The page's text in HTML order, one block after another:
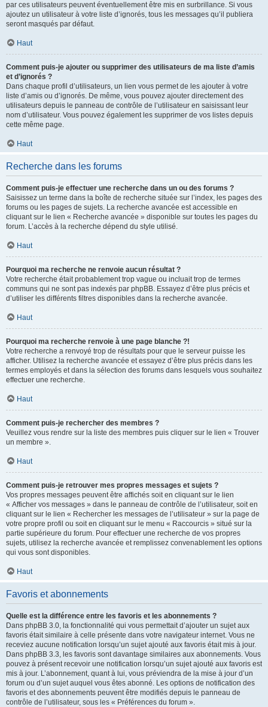
par ces utilisateurs peuvent éventuellement être mis en surbrillance. Si vous
ajoutez un utilisateur à votre liste d’ignorés, tous les messages qu’il publiera
seront masqués par défaut.
Haut
Comment puis-je ajouter ou supprimer des utilisateurs de ma liste d’amis
et d’ignorés ?
Dans chaque profil d’utilisateurs, un lien vous permet de les ajouter à votre
liste d’amis ou d’ignorés. De même, vous pouvez ajouter directement des
utilisateurs depuis le panneau de contrôle de l’utilisateur en saisissant leur
nom d’utilisateur. Vous pouvez également les supprimer de vos listes depuis
cette même page.
Haut
Recherche dans les forums
Comment puis-je effectuer une recherche dans un ou des forums ?
Saisissez un terme dans la boîte de recherche située sur l’index, les pages des
forums ou les pages de sujets. La recherche avancée est accessible en
cliquant sur le lien « Recherche avancée » disponible sur toutes les pages du
forum. L’accès à la recherche dépend du style utilisé.
Haut
Pourquoi ma recherche ne renvoie aucun résultat ?
Votre recherche était probablement trop vague ou incluait trop de termes
communs qui ne sont pas indexés par phpBB. Essayez d’être plus précis et
d’utiliser les différents filtres disponibles dans la recherche avancée.
Haut
Pourquoi ma recherche renvoie à une page blanche ?!
Votre recherche a renvoyé trop de résultats pour que le serveur puisse les
afficher. Utilisez la recherche avancée et essayez d’être plus précis dans les
termes employés et dans la sélection des forums dans lesquels vous souhaitez
effectuer une recherche.
Haut
Comment puis-je rechercher des membres ?
Veuillez vous rendre sur la liste des membres puis cliquer sur le lien « Trouver
un membre ».
Haut
Comment puis-je retrouver mes propres messages et sujets ?
Vos propres messages peuvent être affichés soit en cliquant sur le lien
« Afficher vos messages » dans le panneau de contrôle de l’utilisateur, soit en
cliquant sur le lien « Rechercher les messages de l’utilisateur » sur la page de
votre propre profil ou soit en cliquant sur le menu « Raccourcis » situé sur la
partie supérieure du forum. Pour effectuer une recherche de vos propres
sujets, utilisez la recherche avancée et remplissez convenablement les options
qui vous sont disponibles.
Haut
Favoris et abonnements
Quelle est la différence entre les favoris et les abonnements ?
Dans phpBB 3.0, la fonctionnalité qui vous permettait d’ajouter un sujet aux
favoris était similaire à celle présente dans votre navigateur internet. Vous ne
receviez aucune notification lorsqu’un sujet ajouté aux favoris était mis à jour.
Dans phpBB 3.3, les favoris sont davantage similaires aux abonnements. Vous
pouvez à présent recevoir une notification lorsqu’un sujet ajouté aux favoris est
mis à jour. L’abonnement, quant à lui, vous préviendra de la mise à jour d’un
forum ou d’un sujet auquel vous êtes abonné. Les options de notification des
favoris et des abonnements peuvent être modifiés depuis le panneau de
contrôle de l’utilisateur, sous les « Préférences du forum ».